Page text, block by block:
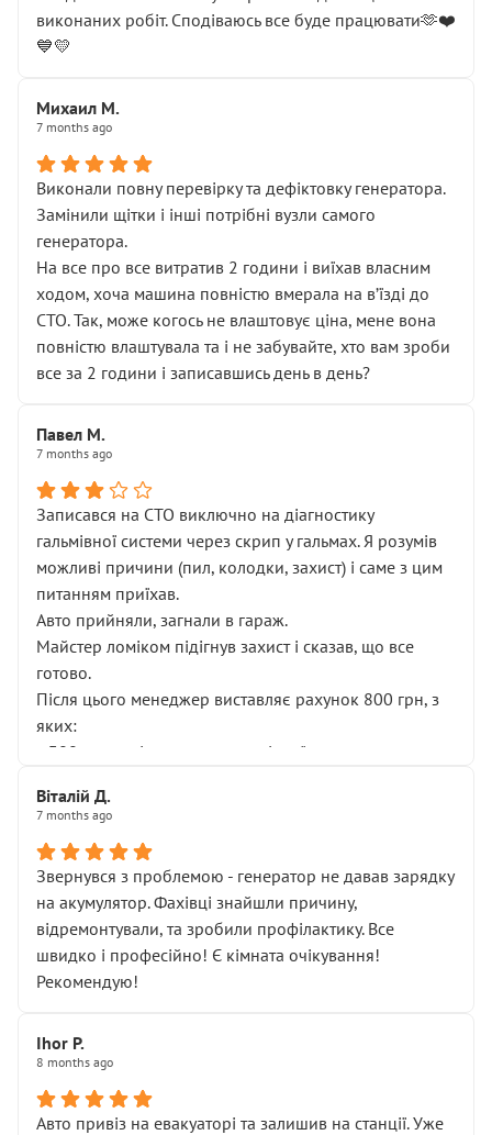
виконаних робіт. Сподіваюсь все буде працювати🫶❤️
💙💛
Михаил М.
7 months ago
Виконали повну перевірку та дефіктовку генератора.
Замінили щітки і інші потрібні вузли самого
генератора.
На все про все витратив 2 години і виїхав власним
ходом, хоча машина повністю вмерала на вʼїзді до
СТО. Так, може когось не влаштовує ціна, мене вона
повністю влаштувала та і не забувайте, хто вам зроби
все за 2 години і записавшись день в день?
Павел М.
7 months ago
Записався на СТО виключно на діагностику
гальмівної системи через скрип у гальмах. Я розумів
можливі причини (пил, колодки, захист) і саме з цим
питанням приїхав.
Авто прийняли, загнали в гараж.
Майстер ломіком підігнув захист і сказав, що все
готово.
Після цього менеджер виставляє рахунок 800 грн, з
яких:
• 300 грн — діагностика гальмівної системи
НЕ погоджував
послуга. Тим більше, я був поруч і жодної реальної
діагностики ходової не проводилось. Після
зауваження гроші за цю “послугу” повернули, що
лише підтвердило мою правоту.
Але головне — я виїжджаю з боксу, і скрип у гальмах
залишився таким самим, як і був. Тобто оплачена
Далі ситуація тільки погіршилась:
• сказали, що тепер “потрібно знімати колеса”
• що біля авто стояти вже не можна
• почали озвучувати купу додаткових робіт без
Віталій Д.
7 months ago
Звернувся з проблемою - генератор не давав зарядку
на акумулятор. Фахівці знайшли причину,
відремонтували, та зробили профілактику. Все
швидко і професійно! Є кімната очікування!
Рекомендую!
Ihor P.
8 months ago
Авто привіз на евакуаторі та залишив на станції. Уже